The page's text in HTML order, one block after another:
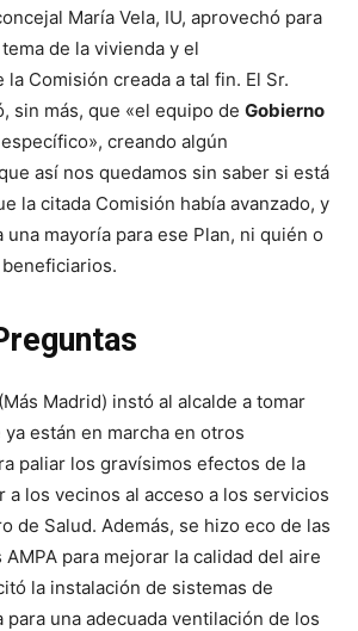
María Vela, IU, aprovechó para
de la vivienda y el
Comisión creada a tal fin. El Sr.
sin más, que «el equipo de Gobierno
creando algún
así nos quedamos sin saber si está
la citada Comisión había avanzado, y
una mayoría para ese Plan, ni quién o
Madrid) instó al alcalde a tomar
están en marcha en otros
paliar los gravísimos efectos de la
a los vecinos al acceso a los servicios
de Salud. Además, se hizo eco de las
para mejorar la calidad del aire
la instalación de sistemas de
una adecuada ventilación de los